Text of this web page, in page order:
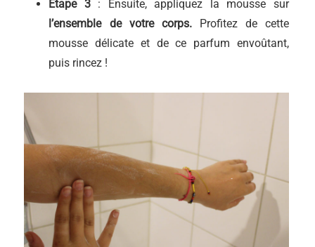
Étape 3: Ensuite, appliquez la mousse sur
l’ensemble de votre corps. Profitez de cette
mousse délicate et de ce parfum envoûtant,
puis rincez !